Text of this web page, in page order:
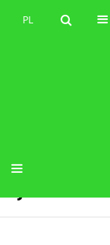
PL PL
EN